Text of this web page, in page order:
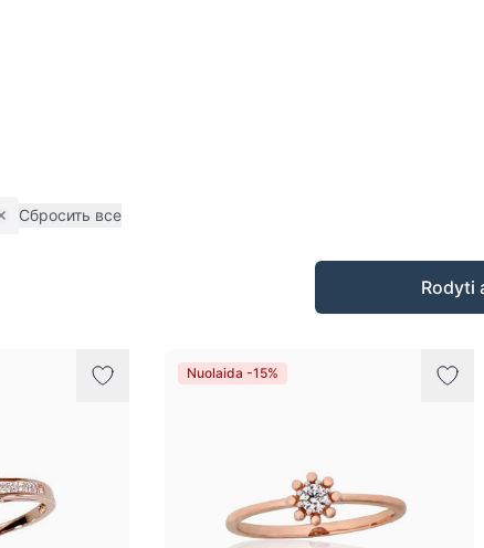
filter
Сбросить все
Rodyti
Nuolaida -15%